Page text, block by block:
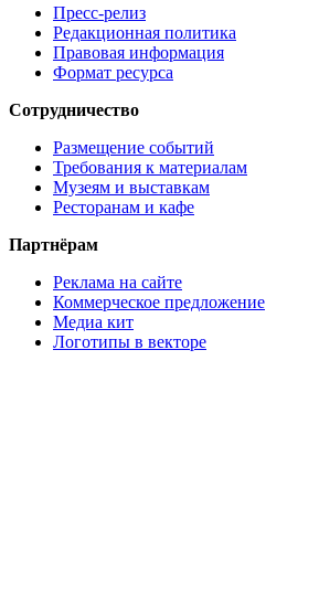
Пресс-релиз
Редакционная политика
Правовая информация
Формат ресурса
Сотрудничество
Размещение событий
Требования к материалам
Музеям и выставкам
Ресторанам и кафе
Партнёрам
Реклама на сайте
Коммерческое предложение
Медиа кит
Логотипы в векторе